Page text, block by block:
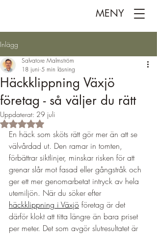
MENY
Inlägg
Häckklippning Växjö
företag - så väljer du rätt
Salvatore Malmström
18 juni 5 min läsning
Uppdaterat: 29 juli
Betygsatt till NaN av 5 stjärnor.
En häck som sköts rätt gör mer än att se
välvårdad ut. Den ramar in tomten,
förbättrar siktlinjer, minskar risken för att
grenar slår mot fasad eller gångstråk och
ger ett mer genomarbetat intryck av hela
utemiljön. När du söker efter
häckklippning i Växjö företag är det
därför klokt att titta längre än bara priset
per meter. Det som avgör slutresultatet är